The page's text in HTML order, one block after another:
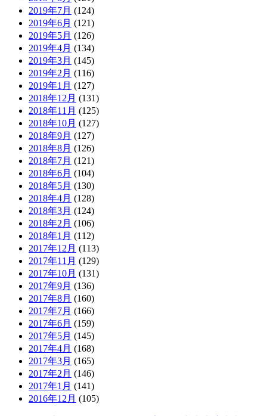
2019年7月 (124)
2019年6月 (121)
2019年5月 (126)
2019年4月 (134)
2019年3月 (145)
2019年2月 (116)
2019年1月 (127)
2018年12月 (131)
2018年11月 (125)
2018年10月 (127)
2018年9月 (127)
2018年8月 (126)
2018年7月 (121)
2018年6月 (104)
2018年5月 (130)
2018年4月 (128)
2018年3月 (124)
2018年2月 (106)
2018年1月 (112)
2017年12月 (113)
2017年11月 (129)
2017年10月 (131)
2017年9月 (136)
2017年8月 (160)
2017年7月 (166)
2017年6月 (159)
2017年5月 (145)
2017年4月 (168)
2017年3月 (165)
2017年2月 (146)
2017年1月 (141)
2016年12月 (105)